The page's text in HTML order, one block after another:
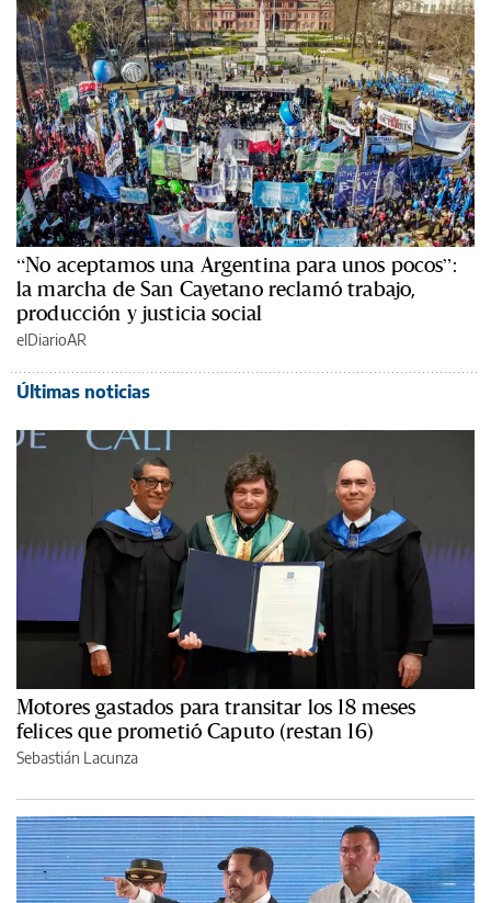
“No aceptamos una Argentina para unos pocos”:
la marcha de San Cayetano reclamó trabajo,
producción y justicia social
elDiarioAR
Últimas noticias
Motores gastados para transitar los 18 meses
felices que prometió Caputo (restan 16)
Sebastián Lacunza